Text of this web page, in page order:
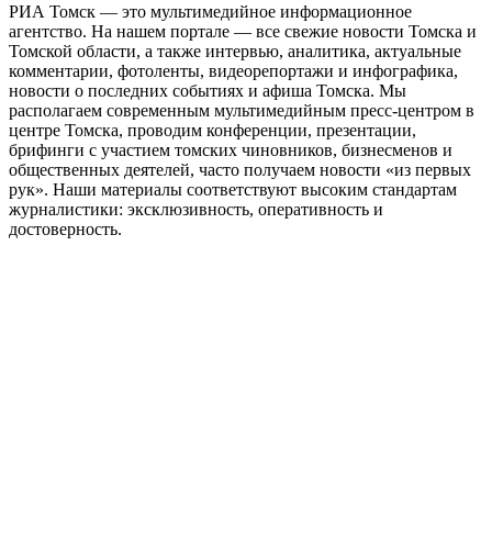
РИА Томск — это мультимедийное информационное
агентство. На нашем портале — все свежие новости Томска и
Томской области, а также интервью, аналитика, актуальные
комментарии, фотоленты, видеорепортажи и инфографика,
новости о последних событиях и афиша Томска. Мы
располагаем современным мультимедийным пресс-центром в
центре Томска, проводим конференции, презентации,
брифинги с участием томских чиновников, бизнесменов и
общественных деятелей, часто получаем новости «из первых
рук». Наши материалы соответствуют высоким стандартам
журналистики: эксклюзивность, оперативность и
достоверность.